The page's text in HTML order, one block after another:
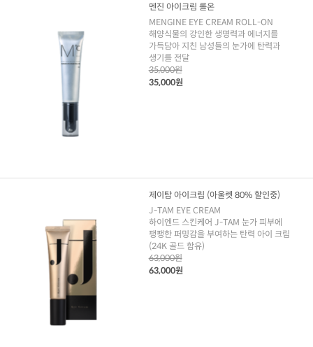
멘진 아이크림 롤온
MENGINE EYE CREAM ROLL-ON
해양식물의 강인한 생명력과 에너지를
가득담아 지친 남성들의 눈가에 탄력과
생기를 전달
35,000원
35,000원
제이탐 아이크림 (아울렛 80% 할인중)
J-TAM EYE CREAM
하이엔드 스킨케어 J-TAM 눈가 피부에
팽팽한 퍼밍감을 부여하는 탄력 아이 크림
(24K 골드 함유)
63,000원
63,000원